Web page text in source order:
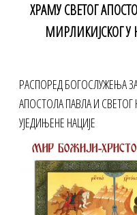
ХРАМУ СВЕТОГ
МИРЛИКИЈСКОГ У
РАСПОРЕД БОГОСЛУЖЕЊА
АПОСТОЛА ПАВЛА И СВЕТОГ
УЈЕДИЊЕНЕ НАЦИЈЕ